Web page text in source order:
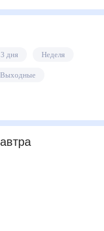
3 дня Неделя
Выходные